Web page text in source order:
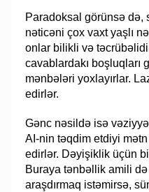
Paradoksal görünsə də,
nəticəni çox vaxt yaşlı
onlar bilikli və
cavablardakı boşluqları
mənbələri yoxlayırlar.
edirlər.
Gənc nəsildə isə
AI-nin təqdim etdiyi
edirlər. Dəyişiklik üçün
Buraya tənbəllik amili
araşdırmaq istəmirsə,